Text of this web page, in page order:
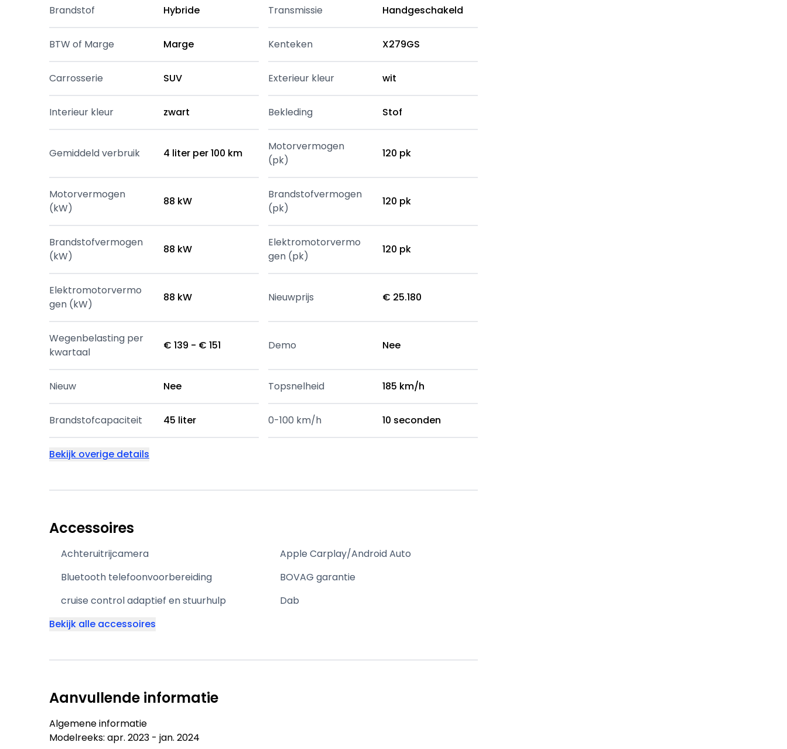
Brandstof Hybride Transmissie Handgeschakeld
BTW of Marge Marge Kenteken X279GS
Carrosserie SUV Exterieur kleur wit
Interieur kleur zwart Bekleding Stof
Gemiddeld verbruik 4 liter per 100 km
Motorvermogen
(pk)
120 pk
Motorvermogen
(kW)
88 kW
Brandstofvermogen
(pk)
120 pk
Brandstofvermogen
(kW)
88 kW
Elektromotorvermo
gen (pk)
120 pk
Elektromotorvermo
gen (kW)
88 kW Nieuwprijs € 25.180
Wegenbelasting per
kwartaal
€ 139 - € 151 Demo Nee
Nieuw Nee Topsnelheid 185 km/h
Brandstofcapaciteit 45 liter 0-100 km/h 10 seconden
Bekijk overige details
Accessoires
Achteruitrijcamera
Apple Carplay/Android Auto
Bluetooth telefoonvoorbereiding
BOVAG garantie
cruise control adaptief en stuurhulp
Dab
Bekijk alle accessoires
Aanvullende informatie
Algemene informatie
Modelreeks: apr. 2023 - jan. 2024